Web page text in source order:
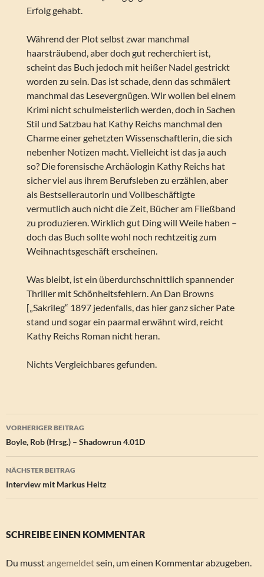
Erfolg gehabt.
Während der Plot selbst zwar manchmal
haarsträubend, aber doch gut recherchiert ist,
scheint das Buch jedoch mit heißer Nadel gestrickt
worden zu sein. Das ist schade, denn das schmälert
manchmal das Lesevergnügen. Wir wollen bei einem
Krimi nicht schulmeisterlich werden, doch in Sachen
Stil und Satzbau hat Kathy Reichs manchmal den
Charme einer gehetzten Wissenschaftlerin, die sich
nebenher Notizen macht. Vielleicht ist das ja auch
so? Die forensische Archäologin Kathy Reichs hat
sicher viel aus ihrem Berufsleben zu erzählen, aber
als Bestsellerautorin und Vollbeschäftigte
vermutlich auch nicht die Zeit, Bücher am Fließband
zu produzieren. Wirklich gut Ding will Weile haben –
doch das Buch sollte wohl noch rechtzeitig zum
Weihnachtsgeschäft erscheinen.
Was bleibt, ist ein überdurchschnittlich spannender
Thriller mit Schönheitsfehlern. An Dan Browns
[„Sakrileg“ 1897 jedenfalls, das hier ganz sicher Pate
stand und sogar ein paarmal erwähnt wird, reicht
Kathy Reichs Roman nicht heran.
Nichts Vergleichbares gefunden.
Beitragsnavigation
VORHERIGER BEITRAG
Boyle, Rob (Hrsg.) – Shadowrun 4.01D
NÄCHSTER BEITRAG
Interview mit Markus Heitz
SCHREIBE EINEN KOMMENTAR
Du musstangemeldetsein, um einen Kommentar abzugeben.